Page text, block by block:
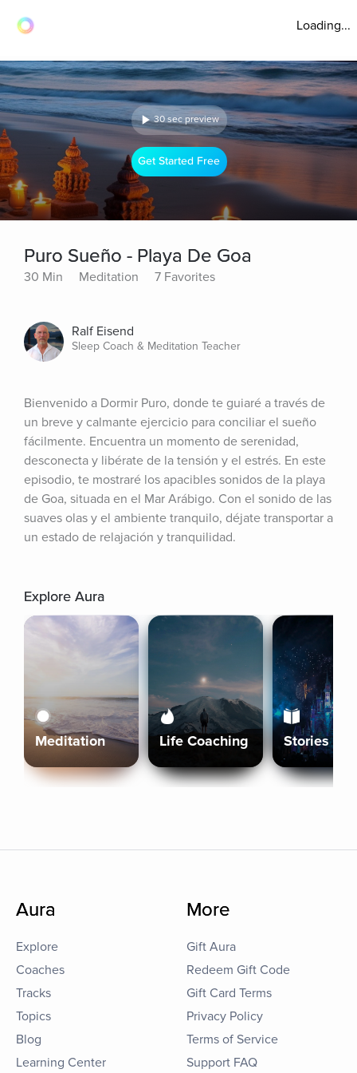
Loading...
30 sec preview
Get Started Free
Puro Sueño - Playa De Goa
30 Min Meditation 7 Favorites
Ralf Eisend
Sleep Coach & Meditation Teacher
Bienvenido a Dormir Puro, donde te guiaré a través de
un breve y calmante ejercicio para conciliar el sueño
fácilmente. Encuentra un momento de serenidad,
desconecta y libérate de la tensión y el estrés. En este
episodio, te mostraré los apacibles sonidos de la playa
de Goa, situada en el Mar Arábigo. Con el sonido de las
suaves olas y el ambiente tranquilo, déjate transportar a
un estado de relajación y tranquilidad.
Explore Aura
Meditation Life Coaching Stories
Aura
Explore
Coaches
Tracks
Topics
Blog
Learning Center
More
Gift Aura
Redeem Gift Code
Gift Card Terms
Privacy Policy
Terms of Service
Support FAQ